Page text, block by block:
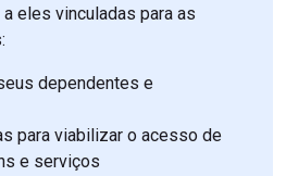
eles vinculadas para as
dependentes e
para viabilizar o acesso de
e serviços